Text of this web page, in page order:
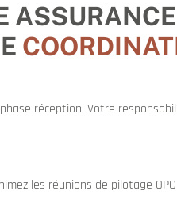
réception. Votre
les réunions de pilotage